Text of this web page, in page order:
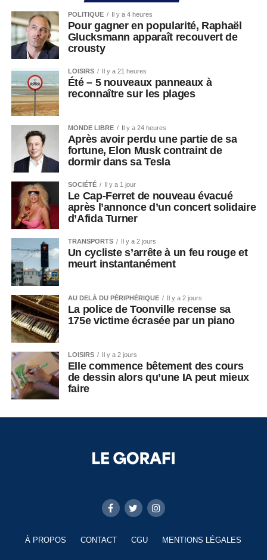
POLITIQUE Il y a 4 heures
Pour gagner en popularité, Raphaël
Glucksmann apparaît recouvert de
crousty
LOISIRS Il y a 21 heures
Été – 5 nouveaux panneaux à
reconnaître sur les plages
MONDE LIBRE Il y a 24 heures
Après avoir perdu une partie de sa
fortune, Elon Musk contraint de
dormir dans sa Tesla
SOCIÉTÉ Il y a 1 jour
Le Cap-Ferret de nouveau évacué
après l’annonce d’un concert solidaire
d’Afida Turner
TRANSPORTS Il y a 2 jours
Un cycliste s’arrête à un feu rouge et
meurt instantanément
AU DELÀ DU PÉRIPHÉRIQUE Il y a 2 jours
La police de Toonville recense sa
175e victime écrasée par un piano
LOISIRS Il y a 2 jours
Elle commence bêtement des cours
de dessin alors qu’une IA peut mieux
faire
À PROPOS CONTACT CGU MENTIONS LÉGALES